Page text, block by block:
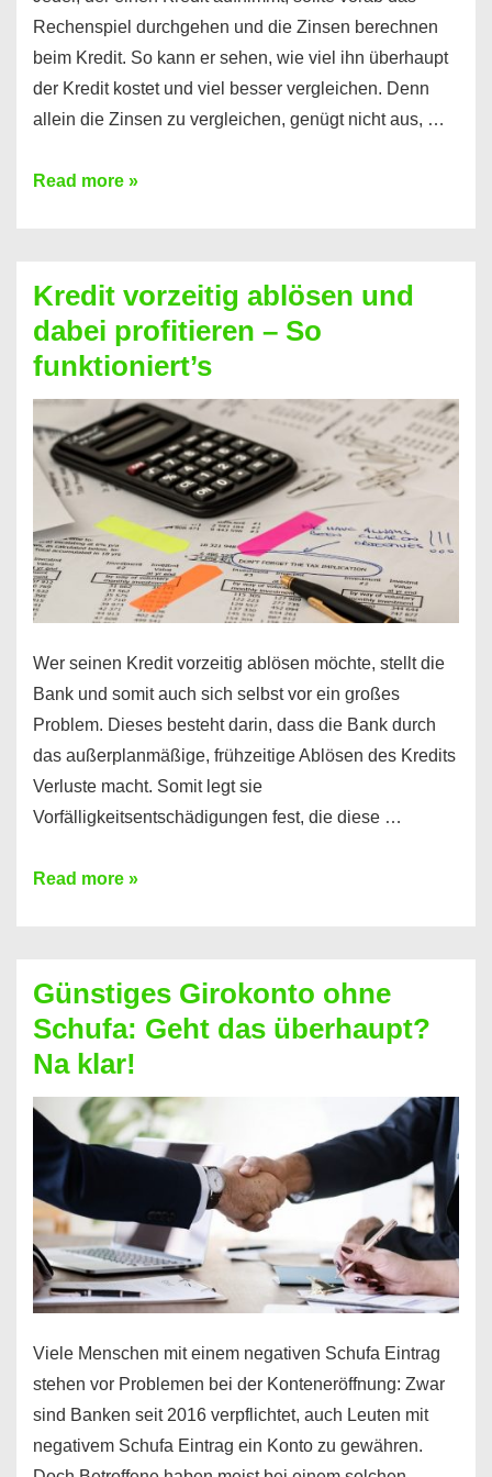
Rechenspiel durchgehen und die Zinsen berechnen
beim Kredit. So kann er sehen, wie viel ihn überhaupt
der Kredit kostet und viel besser vergleichen. Denn
allein die Zinsen zu vergleichen, genügt nicht aus, …
Ganz
Kredit
berechnen
–
Mit
diesen
Regeln!
Read more »
Kredit vorzeitig ablösen und
dabei profitieren – So
funktioniert’s
Wer seinen Kredit vorzeitig ablösen möchte, stellt die
Bank und somit auch sich selbst vor ein großes
Problem. Dieses besteht darin, dass die Bank durch
das außerplanmäßige, frühzeitige Ablösen des Kredits
Verluste macht. Somit legt sie
Vorfälligkeitsentschädigungen fest, die diese …
Kredit
dabei
profitieren
–
So
funktioniert’s
Read more »
Günstiges Girokonto ohne
Schufa: Geht das überhaupt?
Na klar!
Viele Menschen mit einem negativen Schufa Eintrag
stehen vor Problemen bei der Konteneröffnung: Zwar
sind Banken seit 2016 verpflichtet, auch Leuten mit
negativem Schufa Eintrag ein Konto zu gewähren.